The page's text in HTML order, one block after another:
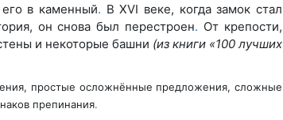
в каменный. В XVI веке, когда замок стал
он сновабыл перестроен. От крепости,
и некоторые башни (из книги «100 лучших
простые осложнённые предложения, сложные
препинания.